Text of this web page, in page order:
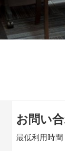
お問い
最低利用時間